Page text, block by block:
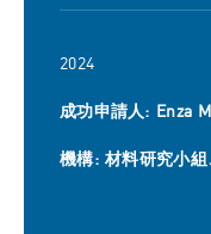
2024
成功申請人: Enza
機構: 材料研究小